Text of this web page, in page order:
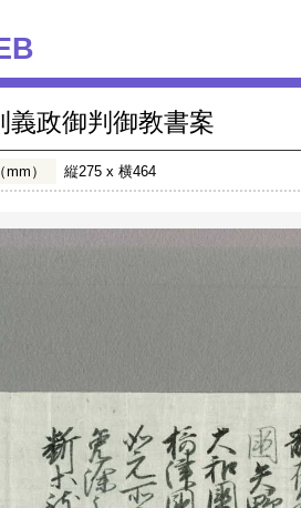
義政御判御教書案
） 縦275 x 横464